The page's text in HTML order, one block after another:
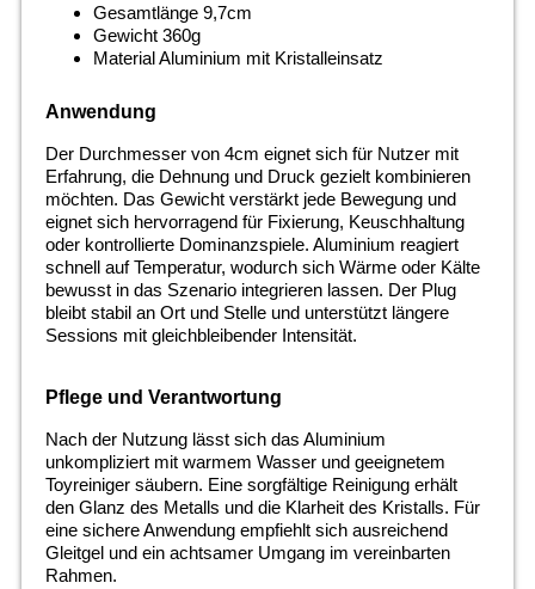
Gesamtlänge 9,7cm
Gewicht 360g
Material Aluminium mit Kristalleinsatz
Anwendung
Der Durchmesser von 4cm eignet sich für Nutzer mit
Erfahrung, die Dehnung und Druck gezielt kombinieren
möchten. Das Gewicht verstärkt jede Bewegung und
eignet sich hervorragend für Fixierung, Keuschhaltung
oder kontrollierte Dominanzspiele. Aluminium reagiert
schnell auf Temperatur, wodurch sich Wärme oder Kälte
bewusst in das Szenario integrieren lassen. Der Plug
bleibt stabil an Ort und Stelle und unterstützt längere
Sessions mit gleichbleibender Intensität.
Pflege und Verantwortung
Nach der Nutzung lässt sich das Aluminium
unkompliziert mit warmem Wasser und geeignetem
Toyreiniger säubern. Eine sorgfältige Reinigung erhält
den Glanz des Metalls und die Klarheit des Kristalls. Für
eine sichere Anwendung empfiehlt sich ausreichend
Gleitgel und ein achtsamer Umgang im vereinbarten
Rahmen.